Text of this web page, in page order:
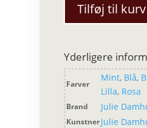
ODA
Mælkekande
Tilføj til kurv
Yderligere
Farver
Mint, Blå,
Lilla, Rosa
Brand Julie
KunstnerJulie